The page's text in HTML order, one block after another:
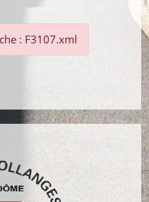
: F3107.xml